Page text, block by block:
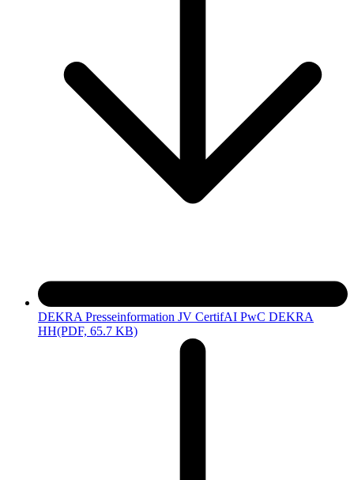
DEKRA Presseinformation JV CertifAI PwC DEKRA
HH(PDF, 65.7 KB)